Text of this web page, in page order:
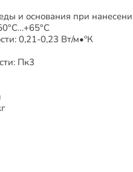
и основания при
0,21-0,23 Вт/м•ºК
Пк3